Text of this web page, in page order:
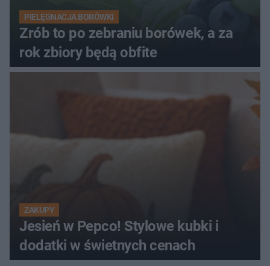
PIELĘGNACJA BORÓWKI
Zrób to po zebraniu borówek, a za
rok zbiory będą obfite
ZAKUPY
Jesień w Pepco! Stylowe kubki i
dodatki w świetnych cenach